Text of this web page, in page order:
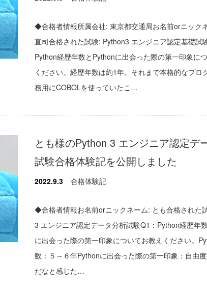
◆合格者情報所属会社: 東京都交通局お名前orニック
直司合格された試験: Python3 エンジニア認定基礎試
Python経歴年数とPythonに出会った際の第一印象に
ください。経歴年数は約1年。それまで本格的なプロ
務用にCOBOLを使っていたこ…
とも様のPython 3 エンジニア認定デ
試験合格体験記を公開しました
2022.9.3 合格体験記
◆合格者情報お名前orニックネーム: とも合格された
3 エンジニア認定データ分析試験Q1：Python経歴年
に出会った際の第一印象についてお教えください。
数：５～６年Pythonに出会った際の第一印象：自由
だなと感じた…